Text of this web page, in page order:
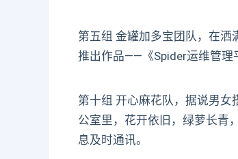
第五组 金罐加多宝团队，在洒
推出作品——《Spider运维管理
第十组 开心麻花队，据说男女
公室里，花开依旧，绿萝长青
息及时通讯。